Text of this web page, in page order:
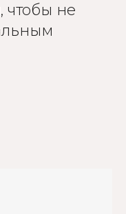
чтобы не